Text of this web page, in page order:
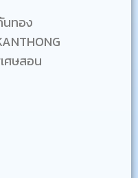
นทอง
ศษสอน